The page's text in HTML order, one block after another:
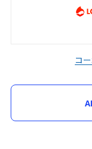
ことがで
偽、
するサ
てい
第３項
コ